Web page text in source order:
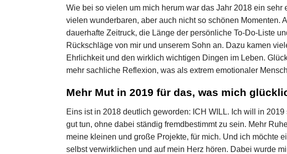
Wie bei so vielen um mich herum war das Jahr 2018 ein
vielen wunderbaren, aber auch nicht so schönen Momenten.
dauerhafte Zeitruck, die Länge der persönliche To-Do-Liste
Rückschläge von mir und unserem Sohn an. Dazu kamen
Ehrlichkeit und den wirklich wichtigen Dingen im Leben.
mehr sachliche Reflexion, was als extrem emotionaler
Mehr Mut in 2019 für das, was mich
Eins ist in 2018 deutlich geworden: ICH WILL. Ich will in
gut tun, ohne dabei ständig fremdbestimmt zu sein. Mehr
meine kleinen und große Projekte, für mich. Und ich möchte
selbst verwirklichen und auf mein Herz hören. Dabei wurde